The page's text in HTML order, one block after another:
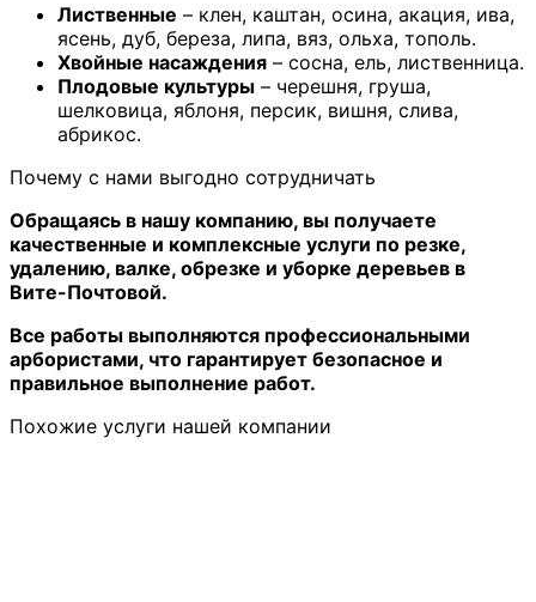
Лиственные – клен, каштан, осина, акация, ива,
ясень, дуб, береза, липа, вяз, ольха, тополь.
Хвойные насаждения – сосна, ель, лиственница.
Плодовые культуры – черешня, груша,
шелковица, яблоня, персик, вишня, слива,
абрикос.
Почему с нами выгодно сотрудничать
Обращаясь в нашу компанию, вы получаете
качественные и комплексные услуги по резке,
удалению, валке, обрезке и уборке деревьев в
Вите-Почтовой.
Все работы выполняются профессиональными
арбористами, что гарантирует безопасное и
правильное выполнение работ.
Похожие услуги нашей компании